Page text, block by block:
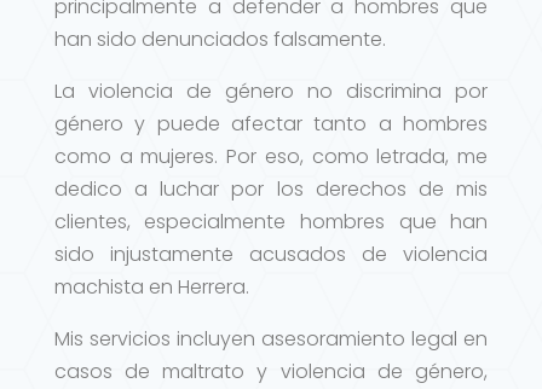
principalmente a defender a hombres que
han sido denunciados falsamente.
La violencia de género no discrimina por
género y puede afectar tanto a hombres
como a mujeres. Por eso, como letrada, me
dedico a luchar por los derechos de mis
clientes, especialmente hombres que han
sido injustamente acusados de violencia
machista en Herrera.
Mis servicios incluyen asesoramiento legal en
casos de maltrato y violencia de género,